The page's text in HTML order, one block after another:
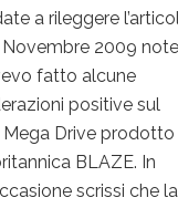
a rileggere
2009
fatto alcune
positive sul
Drive prodotto
BLAZE. In
scrissi che la